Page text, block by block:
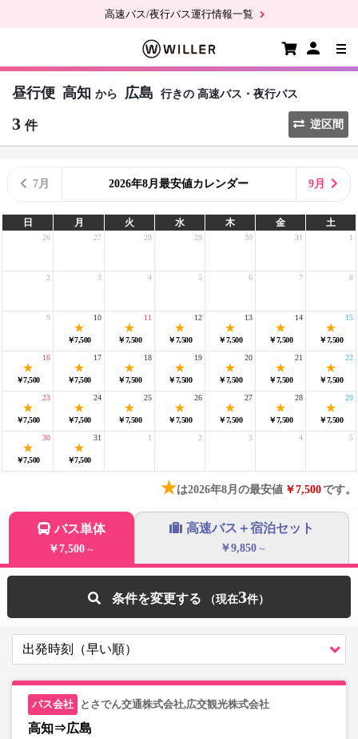
高速バス/夜行バス運行情報一覧
昼行便 高知 から 広島 行きの 高速バス・夜行バス
3 件 逆区間
7月 2026年8月最安値カレンダー 9月
日 月 火 水 木 金 土
26 27 28 29 30 31 1
2 3 4 5 6 7 8
9
￥7,500
10
￥7,500
11
￥7,500
12
￥7,500
13
￥7,500
14
￥7,500
15
￥7,500
16
￥7,500
17
￥7,500
18
￥7,500
19
￥7,500
20
￥7,500
21
￥7,500
22
￥7,500
23
￥7,500
24
￥7,500
25
￥7,500
26
￥7,500
27
￥7,500
28
￥7,500
29
￥7,500
30
￥7,500
31 1 2 3 4 5
★は2026年8月の最安値 ￥7,500です。
バス単体
￥7,500 ～
高速バス＋宿泊セット
￥9,850 ～
条件を変更する 3
とさでん交通株式会社,広交観光株式会社
高知⇒広島